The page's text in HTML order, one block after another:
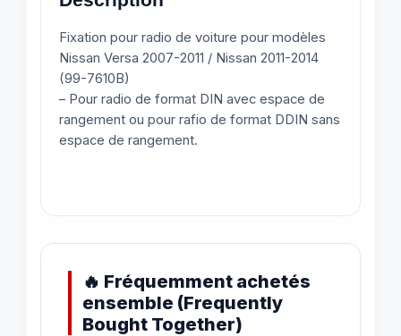
Fixation pour radio de voiture pour modèles
Nissan Versa 2007-2011 / Nissan 2011-2014
(99-7610B)
– Pour radio de format DIN avec espace de
rangement ou pour rafio de format DDIN sans
espace de rangement.
🔥 Fréquemment achetés
ensemble (Frequently
Bought Together)